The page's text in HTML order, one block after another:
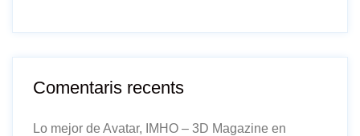
Comentaris recents
Lo mejor de Avatar, IMHO – 3D Magazine en